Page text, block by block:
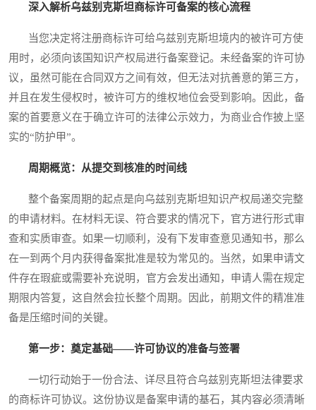
深入解析乌兹别克斯坦商标许可备案的核心流程
当您决定将注册商标许可给乌兹别克斯坦境内的被许可方使
用时，必须向该国知识产权局进行备案登记。未经备案的许可协
议，虽然可能在合同双方之间有效，但无法对抗善意的第三方，
并且在发生侵权时，被许可方的维权地位会受到影响。因此，备
案的首要意义在于确立许可的法律公示效力，为商业合作披上坚
实的“防护甲”。
周期概览：从提交到核准的时间线
整个备案周期的起点是向乌兹别克斯坦知识产权局递交完整
的申请材料。在材料无误、符合要求的情况下，官方进行形式审
查和实质审查。如果一切顺利，没有下发审查意见通知书，那么
在一到两个月内获得备案批准是较为常见的。当然，如果申请文
件存在瑕疵或需要补充说明，官方会发出通知，申请人需在规定
期限内答复，这自然会拉长整个周期。因此，前期文件的精准准
备是压缩时间的关键。
第一步：奠定基础——许可协议的准备与签署
一切行动始于一份合法、详尽且符合乌兹别克斯坦法律要求
的商标许可协议。这份协议是备案申请的基石，其内容必须清晰